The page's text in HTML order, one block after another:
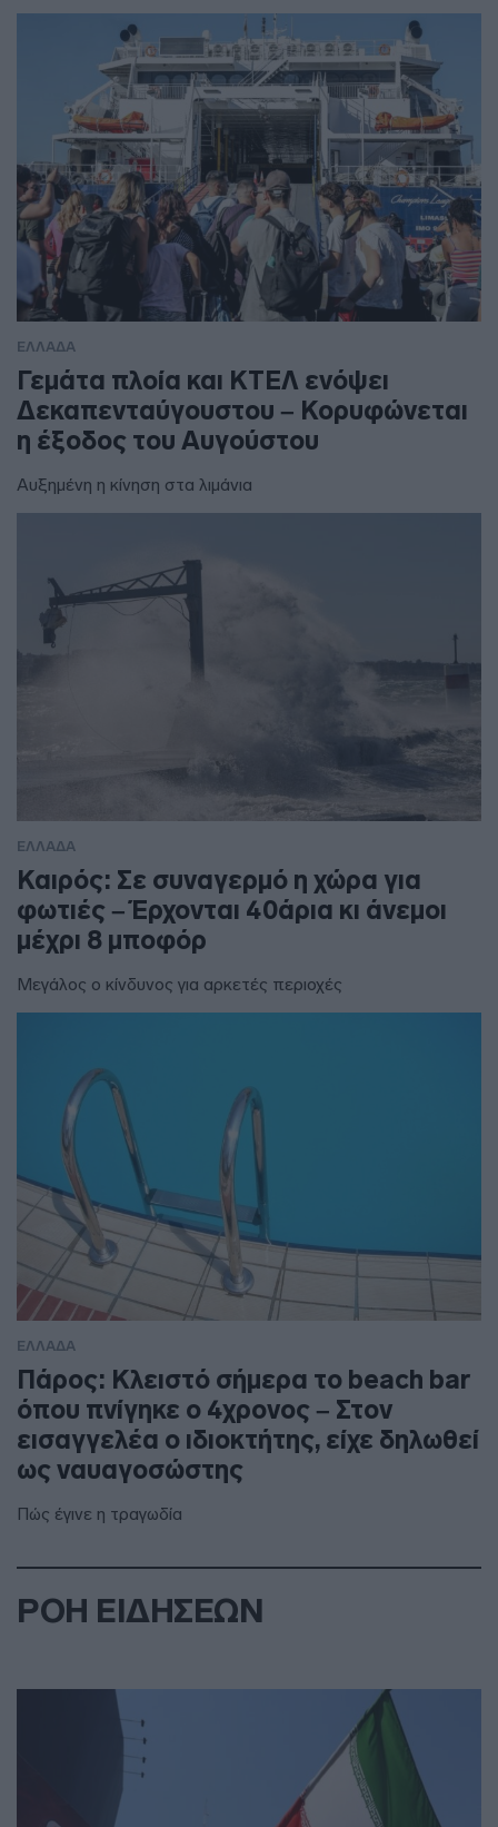
ΕΛΛΑΔΑ
Γεμάτα πλοία και ΚΤΕΛ ενόψει
Δεκαπενταύγουστου – Κορυφώνεται
η έξοδος του Αυγούστου
Αυξημένη η κίνηση στα λιμάνια
ΕΛΛΑΔΑ
Καιρός: Σε συναγερμό η χώρα για
φωτιές – Έρχονται 40άρια κι άνεμοι
μέχρι 8 μποφόρ
Μεγάλος ο κίνδυνος για αρκετές περιοχές
ΕΛΛΑΔΑ
Πάρος: Κλειστό σήμερα το beach bar
όπου πνίγηκε ο 4χρονος – Στον
εισαγγελέα ο ιδιοκτήτης, είχε δηλωθεί
ως ναυαγοσώστης
Πώς έγινε η τραγωδία
ΡΟΗ ΕΙΔΗΣΕΩΝ